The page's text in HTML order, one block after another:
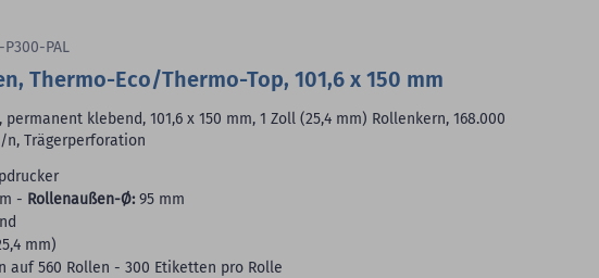
P300-PAL
Thermo-Eco/Thermo-Top, 101,6 x 150 mm
klebend, 101,6 x 150 mm, 1 Zoll (25,4 mm) Rollenkern, 168.000
n, Trägerperforation
- Rollenaußen-Ø:95 mm
mm)
auf 560 Rollen - 300 Etiketten pro Rolle